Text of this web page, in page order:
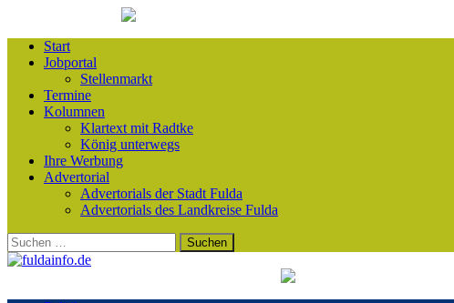
Start
Jobportal
Stellenmarkt
Termine
Kolumnen
Klartext mit Radtke
König unterwegs
Ihre Werbung
Advertorial
Advertorials der Stadt Fulda
Advertorials des Landkreise Fulda
Suchen
nach: